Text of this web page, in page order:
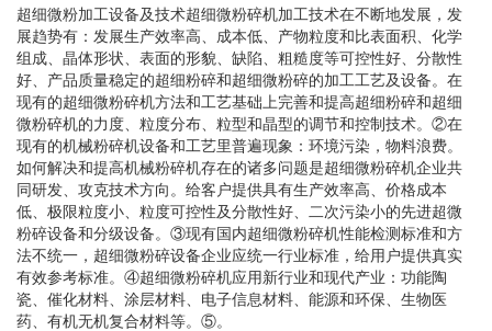
超细微粉加工设备及技术超细微粉碎机加工技术在不断地发展，发
展趋势有：发展生产效率高、成本低、产物粒度和比表面积、化学
组成、晶体形状、表面的形貌、缺陷、粗糙度等可控性好、分散性
好、产品质量稳定的超细粉碎和超细微粉碎的加工工艺及设备。在
现有的超细微粉碎机方法和工艺基础上完善和提高超细粉碎和超细
微粉碎机的力度、粒度分布、粒型和晶型的调节和控制技术。②在
现有的机械粉碎机设备和工艺里普遍现象：环境污染，物料浪费。
如何解决和提高机械粉碎机存在的诸多问题是超细微粉碎机企业共
同研发、攻克技术方向。给客户提供具有生产效率高、价格成本
低、极限粒度小、粒度可控性及分散性好、二次污染小的先进超微
粉碎设备和分级设备。③现有国内超细微粉碎机性能检测标准和方
法不统一，超细微粉碎设备企业应统一行业标准，给用户提供真实
有效参考标准。④超细微粉碎机应用新行业和现代产业：功能陶
瓷、催化材料、涂层材料、电子信息材料、能源和环保、生物医
药、有机无机复合材料等。⑤。